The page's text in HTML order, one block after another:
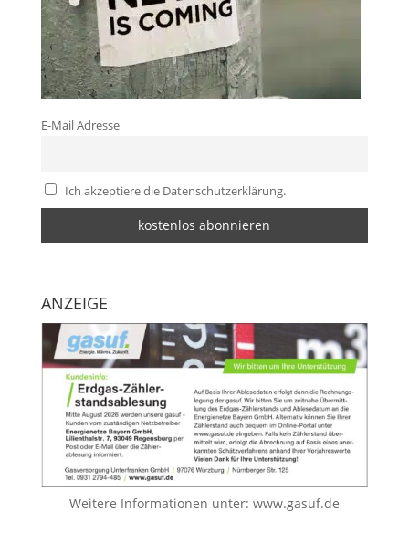
E-Mail Adresse
Ich akzeptiere die Datenschutzerklärung.
ANZEIGE
Weitere Informationen unter: www.gasuf.de